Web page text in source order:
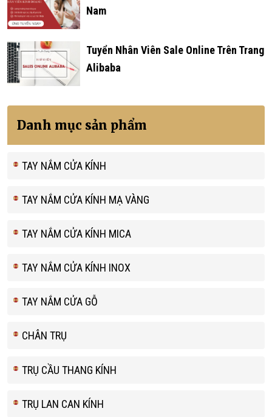
Nam
Tuyển Nhân Viên Sale Online Trên Trang
Alibaba
Danh mục sản phẩm
TAY NẮM CỬA KÍNH
TAY NẮM CỬA KÍNH MẠ VÀNG
TAY NẮM CỬA KÍNH MICA
TAY NẮM CỬA KÍNH INOX
TAY NẮM CỬA GỖ
CHÂN TRỤ
TRỤ CẦU THANG KÍNH
TRỤ LAN CAN KÍNH